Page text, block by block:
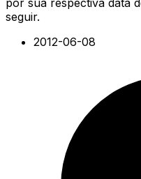
seguir.
2012-06-08